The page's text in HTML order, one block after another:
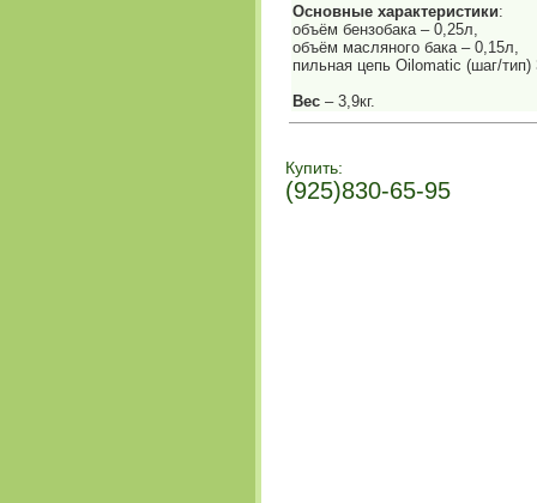
Основные характеристики:
объём бензобака – 0,25л,
объём масляного бака – 0,15л,
пильная цепь Oilomatic (шаг/
Вес – 3,9кг.
Купить:
(925)830-65-95